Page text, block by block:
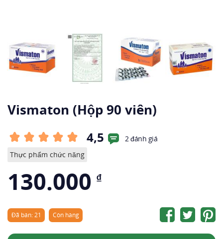
Vismaton (Hộp 90 viên)
4,5
2 đánh giá
Thực phẩm chức năng
130.000 ₫
Đã bán: 21 Còn hàng